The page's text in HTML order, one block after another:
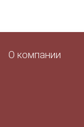
О компании